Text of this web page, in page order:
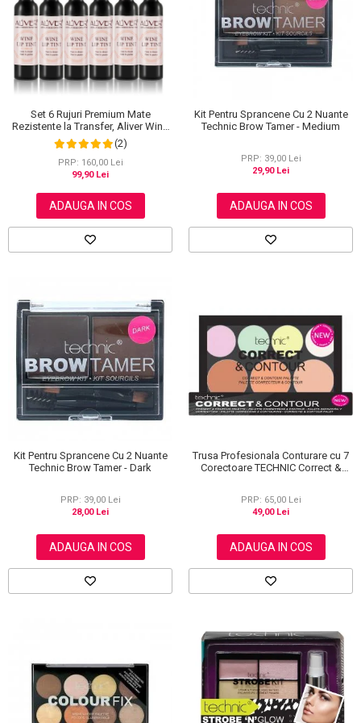
Scrub / Balsam de buze
Netestate pe Animale
Set 6 Rujuri Premium Mate
Rezistente la Transfer, Aliver Wine
Lip Tint Waterproof, 7 g X 6 buc
(2)
PRP: 160,00 Lei
99,90 Lei
ADAUGA IN COS
Kit Pentru Sprancene Cu 2 Nuante
Technic Brow Tamer - Medium
PRP: 39,00 Lei
29,90 Lei
ADAUGA IN COS
Kit Pentru Sprancene Cu 2 Nuante
Technic Brow Tamer - Dark
PRP: 39,00 Lei
28,00 Lei
ADAUGA IN COS
Trusa Profesionala Conturare cu 7
Corectoare TECHNIC Correct &
PRP: 65,00 Lei
49,00 Lei
ADAUGA IN COS